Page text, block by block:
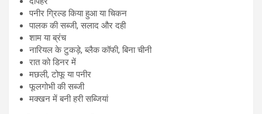
पनीर ग्रिल्ड किया हुआ या चिकन
पालक की सब्जी, सलाद और दही
शाम या ब्रंच
नारियल के टुकड़े, ब्लैक कॉफी, बिना चीनी
रात को डिनर में
मछली, टोफू या पनीर
फूलगोभी की सब्जी
मक्खन में बनी हरी सब्जियां